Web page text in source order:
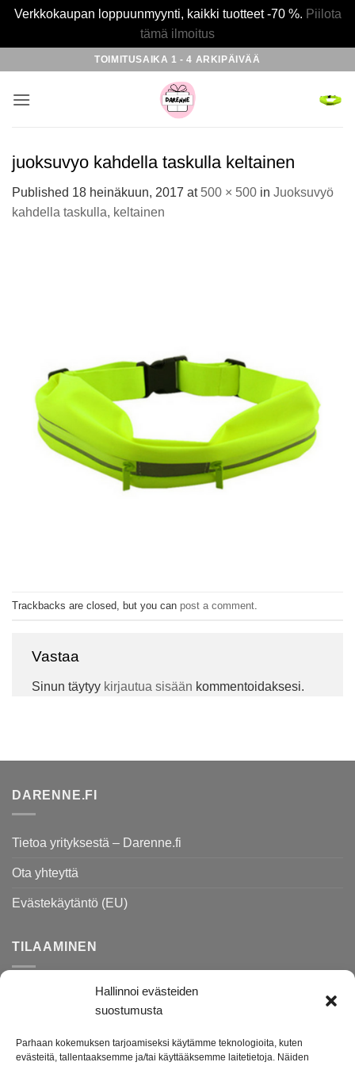
Hallinnoi evästeiden
suostumusta
Parhaan kokemuksen tarjoamiseksi käytämme teknologioita, kuten
evästeitä, tallentaaksemme ja/tai käyttääksemme laitetietoja. Näiden
Verkkokaupan loppuunmyynti, kaikki tuotteet -70 %. Piilota
tämä ilmoitus
content
TOIMITUSAIKA 1 - 4 ARKIPÄIVÄÄ
juoksuvyo kahdella taskulla keltainen
Published 18 heinäkuun, 2017 at 500 × 500 in Juoksuvyö
kahdella taskulla, keltainen
Trackbacks are closed, but you can post a comment
Vastaa
Sinun täytyy kirjautua sisään kommentoidaksesi.
DARENNE.FI
Tietoa yrityksestä – Darenne.fi
Ota yhteyttä
Evästekäytäntö (EU)
TILAAMINEN
Rekisteri- ja tietosuojaseloste
Palautusohjeet